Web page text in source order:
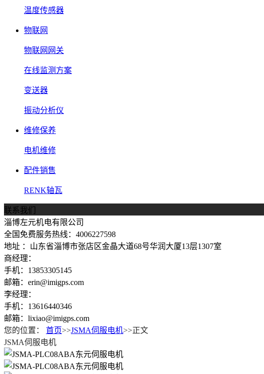
温度传感器
物联网
物联网网关
在线监测方案
变送器
振动分析仪
维修保养
电机维修
配件销售
RENK轴瓦
联系我们
淄博左元机电有限公司
全国免费服务热线：4006227598
地址 ：山东省淄博市张店区金晶大道68号华润大厦13层1307室
商经理：
手机：13853305145
邮箱：erin@imigps.com
李经理：
手机：13616440346
邮箱：lixiao@imigps.com
您的位置：
首页>>JSMA伺服电机>>正文
JSMA伺服电机